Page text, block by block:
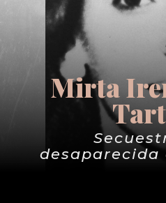
Mirta
desaparecida